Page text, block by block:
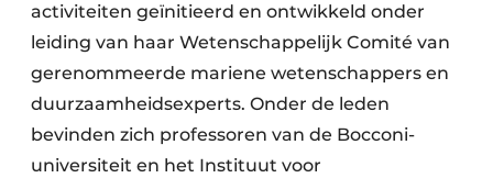
activiteiten geïnitieerd en ontwikkeld onder
leiding van haar Wetenschappelijk Comité van
gerenommeerde mariene wetenschappers en
duurzaamheidsexperts. Onder de leden
bevinden zich professoren van de Bocconi-
universiteit en het Instituut voor